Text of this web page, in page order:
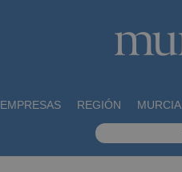
EMPRESAS REGIÓN MURCIA